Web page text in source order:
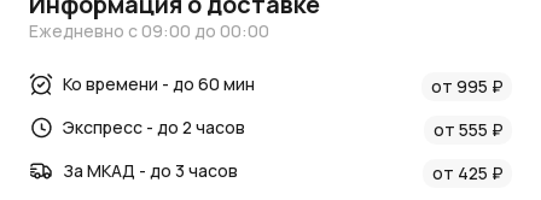
точно назначенному времени и месту. Заказ оформить
просто, можно в онлайн-формате.
К букету прилагаются приятные подарки: надувные
шарики и открытка. В набор входит пакетик с
удобрениями, чтобы бутоны оставались свежими,
Ежедневно с 09:00 до 00:00
Ко времени - до 60 мин
от 995 ₽
Экспресс - до 2 часов
от 555 ₽
За МКАД - до 3 часов
от 425 ₽